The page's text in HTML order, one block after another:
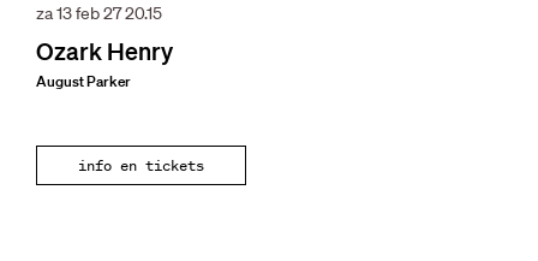
Ozark Henry
August Parker
za 13 feb 2720.15
info en tickets